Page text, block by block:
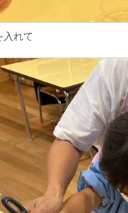
入れて